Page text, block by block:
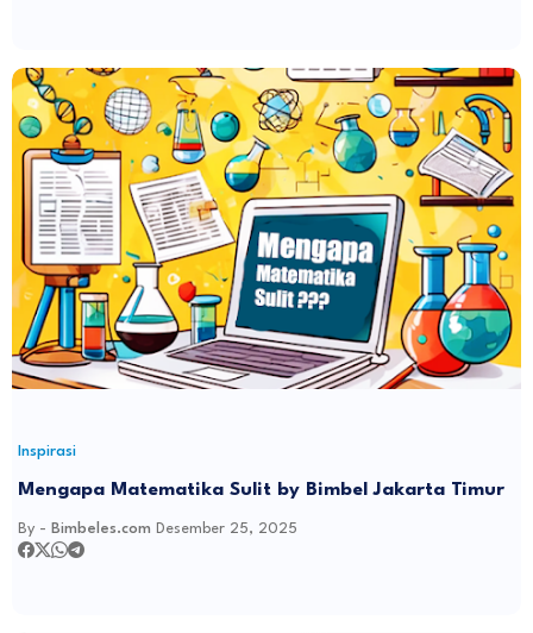
Inspirasi
Mengapa Matematika Sulit by Bimbel Jakarta Timur
By - Bimbeles.com Desember 25, 2025